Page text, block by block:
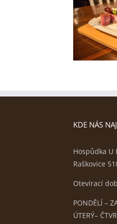
KDE NÁS
Hospůdka U
Raškovice
Otevírací
PONDĚLÍ –
ÚTERÝ–